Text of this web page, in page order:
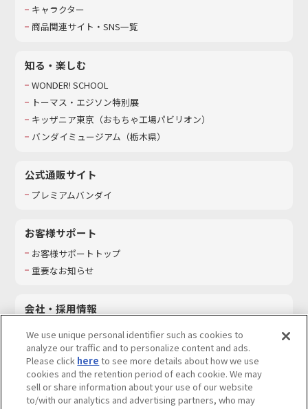
キャラクター
商品関連サイト・SNS一覧
知る・楽しむ
WONDER! SCHOOL
トーマス・エジソン特別展
キッザニア東京（おもちゃ工場パビリオン）​
バンダイミュージアム（栃木県）
公式通販サイト
プレミアムバンダイ
お客様サポート
お客様サポートトップ
重要なお知らせ
会社・採用情報
採用情報
サステナビリティ
お問い合わせ
We use unique personal identifier such as cookies to
analyze our traffic and to personalize content and ads.
Please click here to see more details about how we use
cookies and the retention period of each cookie. We may
sell or share information about your use of our website
to/with our analytics and advertising partners, who may